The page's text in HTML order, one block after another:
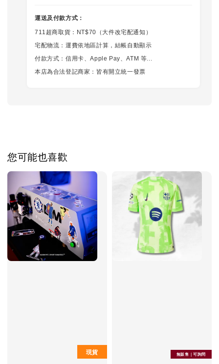
運送及付款方式：
711超商取貨：NT$70（大件改宅配通知）
宅配物流：運費依地區計算，結帳自動顯示
付款方式：信用卡、Apple Pay、ATM 等...
本店為合法登記商家：皆有開立統一發票
您可能也喜歡
現貨 無販售｜可詢問